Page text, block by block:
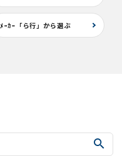
ﾒｰｶｰ「ら行」から選ぶ
search